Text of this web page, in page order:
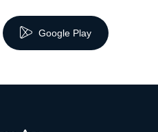
Google Play